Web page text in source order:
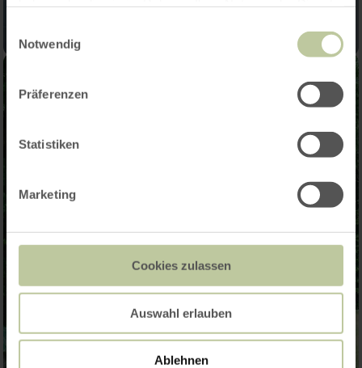
Notwendig
Präferenzen
Statistiken
Marketing
Cookies zulassen
Auswahl erlauben
Ablehnen